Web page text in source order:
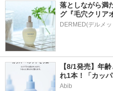
落としながら満
グ『毛穴クリア
【8/1発売】年
れ1本！「カッ
Abib